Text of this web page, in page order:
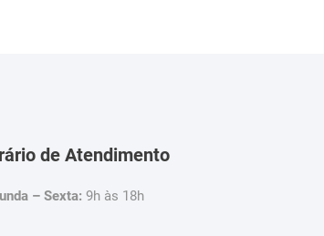
de Atendimento
– Sexta: 9h às 18h